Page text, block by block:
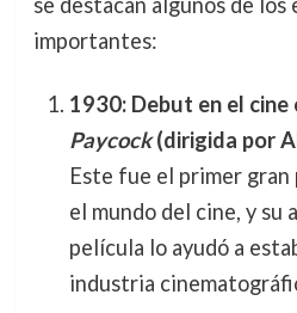
importantes:
1930: Debut en el cine
Paycock(dirigida por
Este fue el primer
el mundo del cine, y su
película lo ayudó a
industria